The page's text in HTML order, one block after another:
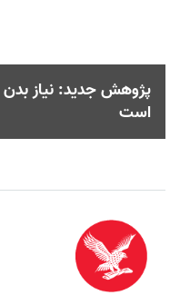
پژوهش جدید: نیاز بدن
است